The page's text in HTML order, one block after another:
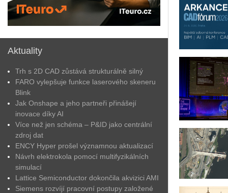
Aktuality
Trh s 2D CAD zůstává strukturálně silný
FARO vylepšuje funkce laserového skeneru
Blink
Jak Onshape a jeho partneři přinášejí
inovace díky AI
Více než jen schéma – P&ID jako centrální
zdroj dat
ENCY Hyper prošel významnou aktualizací
Návrh elektrokola pomocí multifyzikálních
simulací
Lattice Semiconductor dokončila akvizici AMI
Siemens rozvíjí pracovní postupy založené